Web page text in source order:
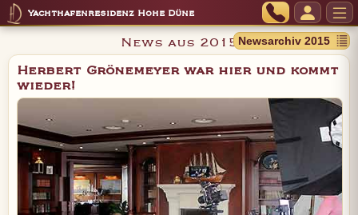
Yachthafenresidenz Hohe Düne
News aus 2015
Herbert Grönemeyer war hier und kommt
wieder!